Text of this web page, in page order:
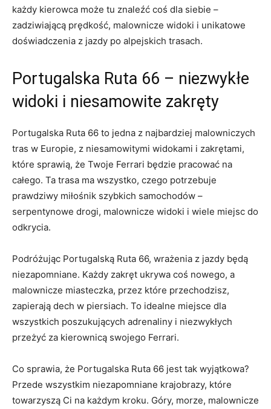
każdy kierowca może tu ⁣znaleźć coś dla siebie –
zadziwiającą prędkość, malownicze ⁣widoki⁢ i‍ unikatowe
doświadczenia z jazdy po alpejskich trasach.
Portugalska ​Ruta 66 – niezwykłe⁤
widoki i niesamowite zakręty
Portugalska Ruta 66 to ⁣jedna z najbardziej malowniczych
tras w Europie, z niesamowitymi widokami i zakrętami,
które sprawią, że ⁤Twoje Ferrari będzie pracować na
całego.⁤ Ta trasa‍ ma wszystko, czego potrzebuje
prawdziwy miłośnik szybkich samochodów –
serpentynowe drogi, malownicze ​widoki i wiele miejsc ⁣do
odkrycia.
Podróżując⁤ Portugalską‍ Ruta 66, wrażenia z jazdy będą
niezapomniane.⁢ Każdy zakręt ukrywa‌ coś nowego, a⁣
malownicze miasteczka, ⁣przez które przechodzisz,
zapierają dech w piersiach. To idealne miejsce ​dla
wszystkich poszukujących‌ adrenaliny‍ i niezwykłych⁣
przeżyć za kierownicą swojego Ferrari.
Co sprawia, że Portugalska Ruta 66‌ jest tak wyjątkowa?
Przede wszystkim niezapomniane krajobrazy, które ​
towarzyszą Ci na każdym ‌kroku. Góry, morze, malownicze